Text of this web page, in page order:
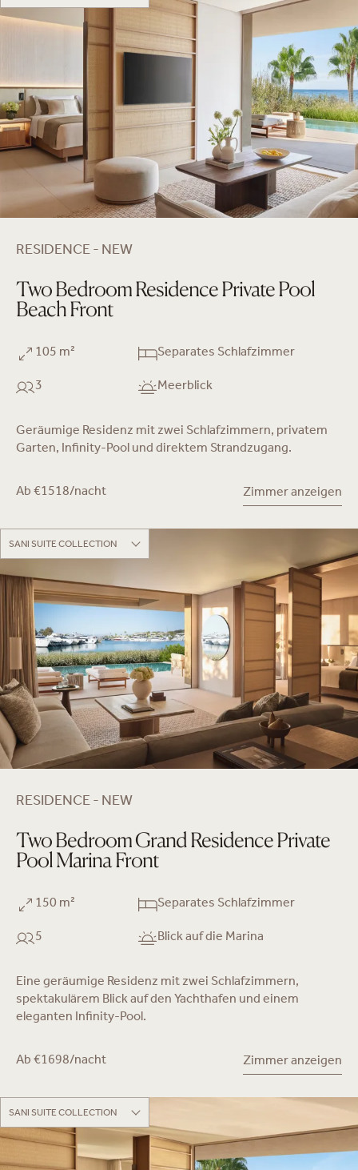
RESIDENCE - NEW
Two Bedroom Residence Private Pool
Beach Front
105 m²
3
Separates Schlafzimmer
Meerblick
Geräumige Residenz mit zwei Schlafzimmern, privatem
Garten, Infinity-Pool und direktem Strandzugang.
Ab €1518/nacht Zimmer anzeigen
SANI SUITE COLLECTION
RESIDENCE - NEW
Two Bedroom Grand Residence Private
Pool Marina Front
150 m²
5
Separates Schlafzimmer
Blick auf die Marina
Eine geräumige Residenz mit zwei Schlafzimmern,
spektakulärem Blick auf den Yachthafen und einem
eleganten Infinity-Pool.
Ab €1698/nacht Zimmer anzeigen
SANI SUITE COLLECTION